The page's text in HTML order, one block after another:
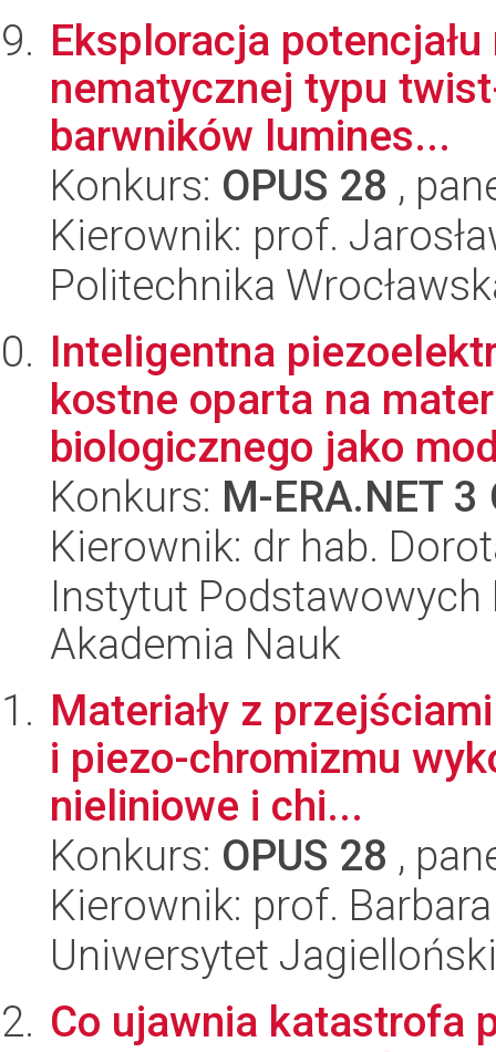
Eksploracja
nematycznej typu
barwników lumines...
Konkurs: OPUS 28 ,
Kierownik: prof.
Politechnika
Inteligentna
kostne oparta na
biologicznego jako
Konkurs: M-ERA.NET
Kierownik: dr hab.
Instytut
Akademia Nauk
Materiały z
i piezo-chromizmu
nieliniowe i chi...
Konkurs: OPUS 28 ,
Kierownik: prof.
Uniwersytet Jagielloński
Co ujawnia katastrofa